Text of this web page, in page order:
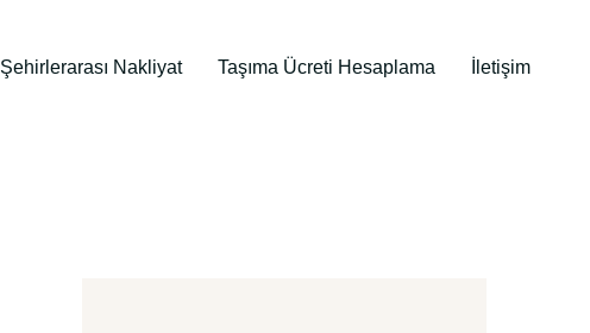
Şehirlerarası Nakliyat Taşıma Ücreti Hesaplama İletişim